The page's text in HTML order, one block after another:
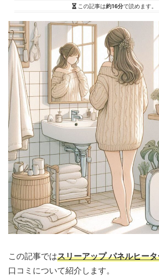
この記事は約16分で読めます。
この記事ではスリーアップ パネルヒー
口コミについて紹介します。